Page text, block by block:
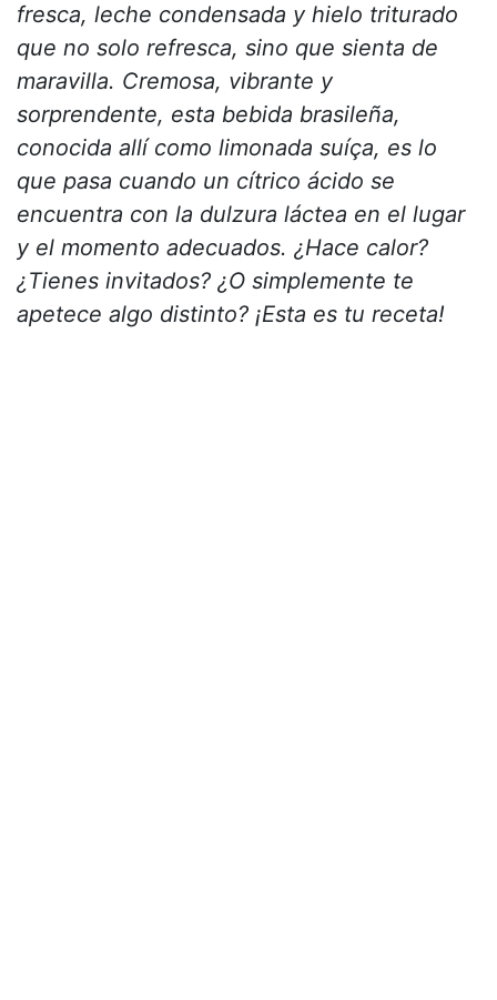
fresca, leche condensada y hielo triturado
que no solo refresca, sino que sienta de
maravilla. Cremosa, vibrante y
sorprendente, esta bebida brasileña,
conocida allí como limonada suíça, es lo
que pasa cuando un cítrico ácido se
encuentra con la dulzura láctea en el lugar
y el momento adecuados. ¿Hace calor?
¿Tienes invitados? ¿O simplemente te
apetece algo distinto? ¡Esta es tu receta!